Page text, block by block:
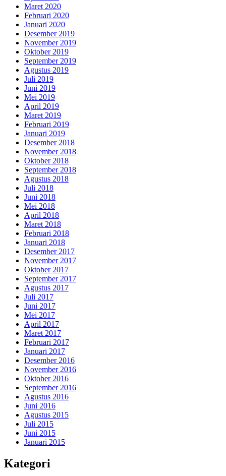
Maret 2020
Februari 2020
Januari 2020
Desember 2019
November 2019
Oktober 2019
September 2019
Agustus 2019
Juli 2019
Juni 2019
Mei 2019
April 2019
Maret 2019
Februari 2019
Januari 2019
Desember 2018
November 2018
Oktober 2018
September 2018
Agustus 2018
Juli 2018
Juni 2018
Mei 2018
April 2018
Maret 2018
Februari 2018
Januari 2018
Desember 2017
November 2017
Oktober 2017
September 2017
Agustus 2017
Juli 2017
Juni 2017
Mei 2017
April 2017
Maret 2017
Februari 2017
Januari 2017
Desember 2016
November 2016
Oktober 2016
September 2016
Agustus 2016
Juni 2016
Agustus 2015
Juli 2015
Juni 2015
Januari 2015
Kategori